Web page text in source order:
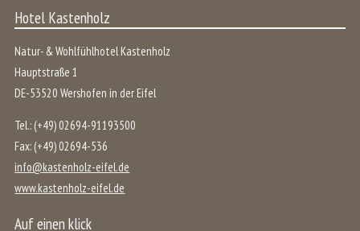
Hotel Kastenholz
Natur- & Wohlfühlhotel Kastenholz
Hauptstraße 1
DE-53520 Wershofen in der Eifel
Tel.: (+49) 02694-91193500
Fax: (+49) 02694-536
info@kastenholz-eifel.de
www.kastenholz-eifel.de
Auf einen klick